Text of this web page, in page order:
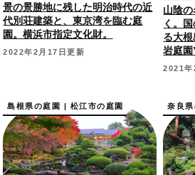
景の景勝地に残した明治時代の近
代別荘建築と、東京湾を臨む庭
園。横浜市指定文化財。
2022年2月17日更新
山陰
く。
る大
岩庭園
2021年
島根県の庭園 | 松江市の庭園 奈良